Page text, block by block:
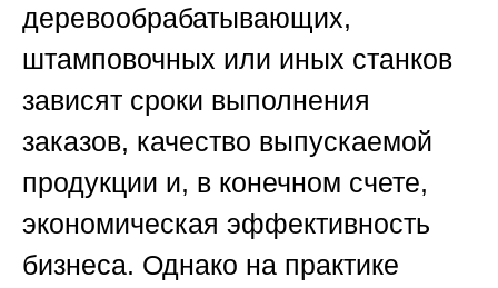
деревообрабатывающих,
штамповочных или иных станков
зависят сроки выполнения
заказов, качество выпускаемой
продукции и, в конечном счете,
экономическая эффективность
бизнеса. Однако на практике